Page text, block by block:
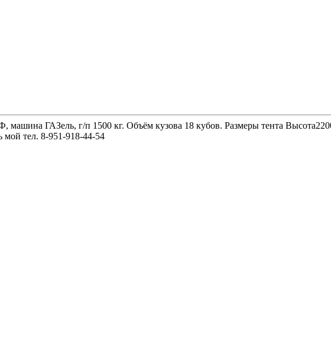
машина ГАЗель, г/п 1500 кг. Объём кузова 18 кубов. Размеры тента
тел. 8-951-918-44-54